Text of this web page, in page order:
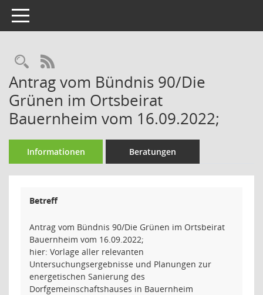
Toggle navigation
Rechercheauswahl
RSS-Feed
Antrag vom Bündnis 90/Die
Grünen im Ortsbeirat
Bauernheim vom 16.09.2022;
Informationen Beratungen
Betreff
Antrag vom Bündnis 90/Die Grünen im Ortsbeirat
Bauernheim vom 16.09.2022;
hier: Vorlage aller relevanten
Untersuchungsergebnisse und Planungen zur
energetischen Sanierung des
Dorfgemeinschaftshauses in Bauernheim